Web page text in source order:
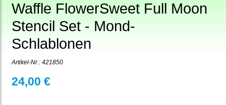
Waffle FlowerSweet Full Moon
Stencil Set - Mond-
Schlablonen
Artikel-Nr.: 421850
24,00 €